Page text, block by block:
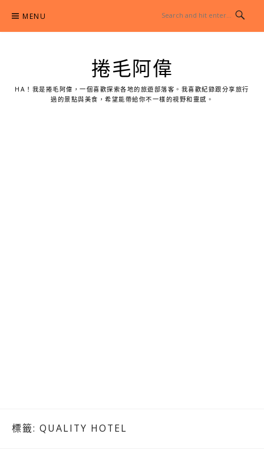
content
MENU
捲毛阿偉
HA！我是捲毛阿偉，一個喜歡探索各地的旅遊部落客。我喜歡紀錄跟分享旅行
過的景點與美食，希望能帶給你不一樣的視野和靈感。
標籤: QUALITY HOTEL